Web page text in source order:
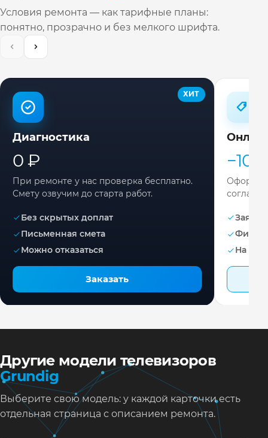
Условия ремонта — как тарифные планы:
понятно, прозрачно и без мелкого шрифта.
ХИТ
Диагностика
0 ₽
При ремонте у нас проверка бесплатно.
Смету озвучим до старта работ.
Без скрытых доплат
Письменная смета
Можно отказаться
Заказать
−10%
Заявка
На
Другие модели телевизоров
Grundig
Выберите свою модель: у каждой карточки есть
отдельная страница с описанием ремонта.